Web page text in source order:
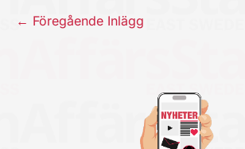
← Föregående Inlägg